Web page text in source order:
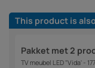
This product is
Pakket met 2
TV meubel LED "Vida' -